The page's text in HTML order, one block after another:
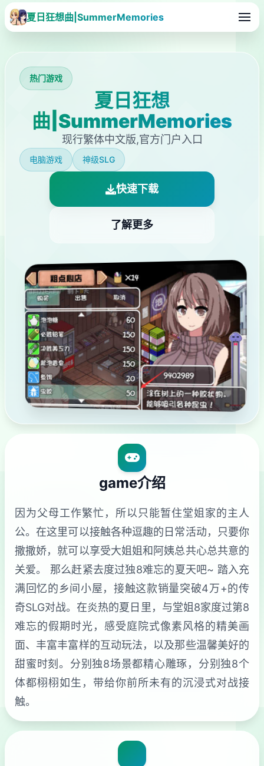
夏日狂想曲|SummerMemories
热门游戏
夏日狂想
曲|SummerMemories
现行繁体中文版,官方门户入口
电脑游戏 神级SLG
快速下载
了解更多
game介绍
因为父母工作繁忙，所以只能暂住堂姐家的主人
公。在这里可以接触各种逗趣的日常活动，只要你
撒撒娇，就可以享受大姐姐和阿姨总共心总共意的
关爱。 那么赶紧去度过独8难忘的夏天吧~ 踏入充
满回忆的乡间小屋，接触这款销量突破4万+的传
奇SLG对战。在炎热的夏日里，与堂姐8家度过第8
难忘的假期时光，感受庭院式像素风格的精美画
面、丰富丰富样的互动玩法，以及那些温馨美好的
甜蜜时刻。分别独8场景都精心雕琢，分别独8个
体都栩栩如生，带给你前所未有的沉浸式对战接
触。